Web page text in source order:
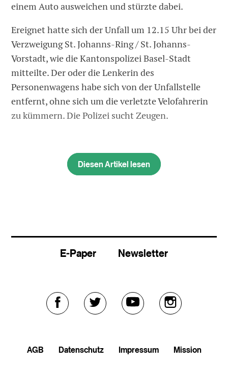
einem Auto ausweichen und stürzte dabei.
Ereignet hatte sich der Unfall um 12.15 Uhr bei der
Verzweigung St. Johanns-Ring / St. Johanns-
Vorstadt, wie die Kantonspolizei Basel-Stadt
mitteilte. Der oder die Lenkerin des
Personenwagens habe sich von der Unfallstelle
entfernt, ohne sich um die verletzte Velofahrerin
zu kümmern. Die Polizei sucht Zeugen.
Diesen Artikel lesen
E-Paper Newsletter
Externer Externer Externer Externer
AGB Datenschutz Impressum Mission